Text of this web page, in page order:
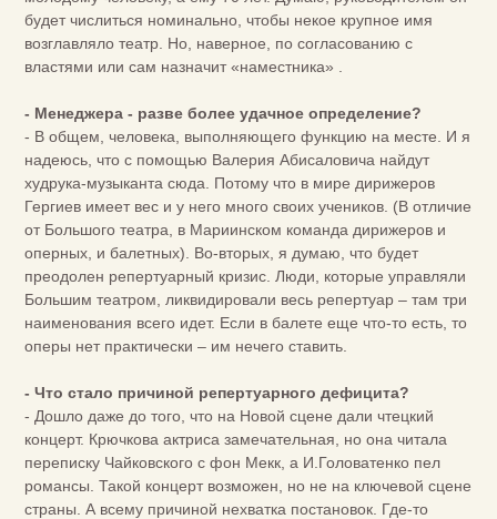
будет числиться номинально, чтобы некое крупное имя
возглавляло театр. Но, наверное, по согласованию с
властями или сам назначит «наместника» .
- Менеджера - разве более удачное определение?
- В общем, человека, выполняющего функцию на месте. И я
надеюсь, что с помощью Валерия Абисаловича найдут
худрука-музыканта сюда. Потому что в мире дирижеров
Гергиев имеет вес и у него много своих учеников. (В отличие
от Большого театра, в Мариинском команда дирижеров и
оперных, и балетных). Во-вторых, я думаю, что будет
преодолен репертуарный кризис. Люди, которые управляли
Большим театром, ликвидировали весь репертуар – там три
наименования всего идет. Если в балете еще что-то есть, то
оперы нет практически – им нечего ставить.
- Что стало причиной репертуарного дефицита?
- Дошло даже до того, что на Новой сцене дали чтецкий
концерт. Крючкова актриса замечательная, но она читала
переписку Чайковского с фон Мекк, а И.Головатенко пел
романсы. Такой концерт возможен, но не на ключевой сцене
страны. А всему причиной нехватка постановок. Где-то